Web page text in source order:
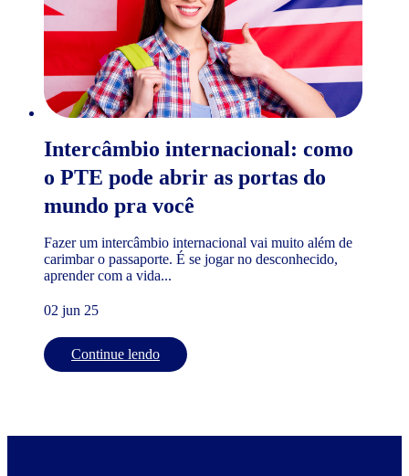
Intercâmbio internacional: como
o PTE pode abrir as portas do
mundo pra você
Fazer um intercâmbio internacional vai muito além de
carimbar o passaporte. É se jogar no desconhecido,
aprender com a vida...
02 jun 25
Continue lendo